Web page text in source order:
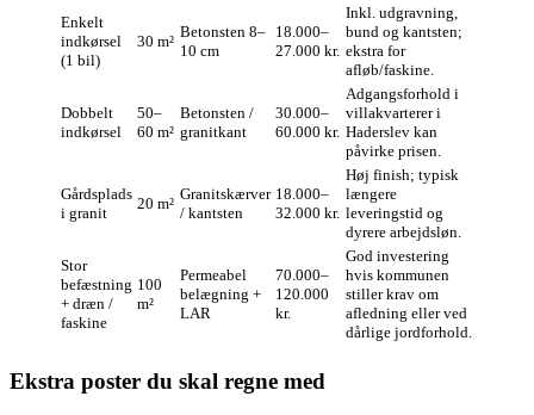
Enkelt
indkørsel
(1 bil)
30 m²
Betonsten 8–
10 cm
18.000–
27.000 kr.
Inkl. udgravning,
bund og kantsten;
ekstra for
afløb/faskine.
Dobbelt
indkørsel
50–
60 m²
Betonsten /
granitkant
30.000–
60.000 kr.
Adgangsforhold i
villakvarterer i
Haderslev kan
påvirke prisen.
Gårdsplads
i granit
20 m²
Granitskærver
/ kantsten
18.000–
32.000 kr.
Høj finish; typisk
længere
leveringstid og
dyrere arbejdsløn.
Stor
befæstning
+ dræn /
faskine
100
m²
Permeabel
belægning +
LAR
70.000–
120.000
kr.
God investering
hvis kommunen
stiller krav om
afledning eller ved
dårlige jordforhold.
Ekstra poster du skal regne med